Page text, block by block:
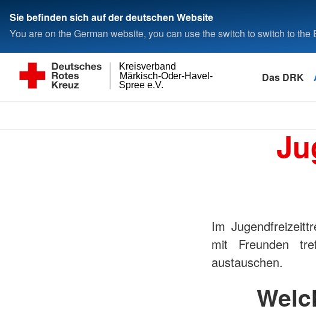
Sie befinden sich auf der deutschen Website
You are on the German website, you can use the switch to switch to the
Spree e.V.
Märkisch-Oder-Havel-
Kreisverband
Das DRK
Im
mit Freunden
austauschen.